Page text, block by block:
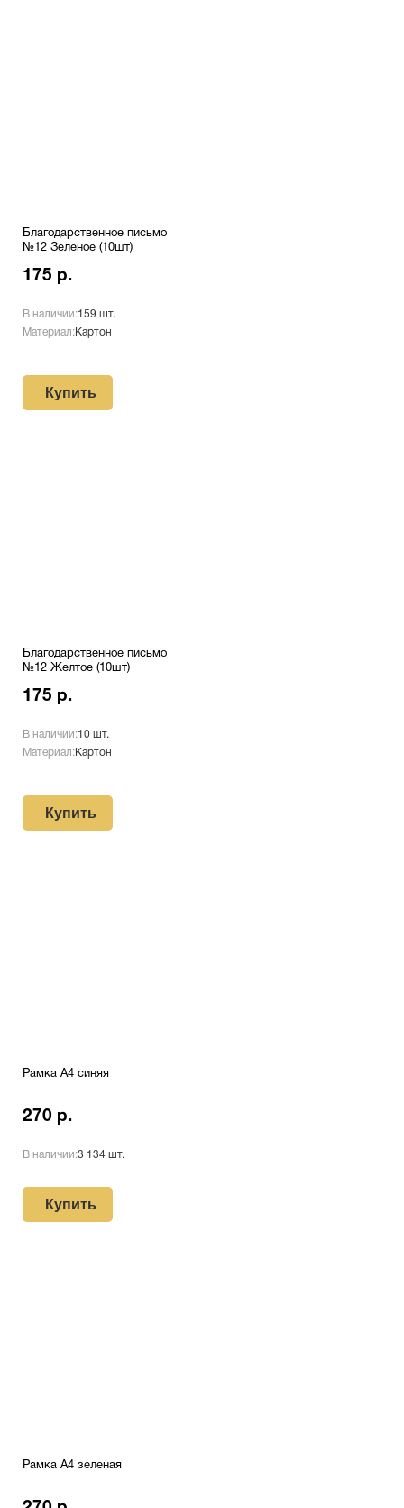
Благодарственное письмо
№12 Зеленое (10шт)
175 р.
В наличии:159 шт.
Материал:Картон
Купить
Благодарственное письмо
№12 Желтое (10шт)
175 р.
В наличии:10 шт.
Материал:Картон
Купить
Рамка А4 синяя
270 р.
В наличии:3 134 шт.
Купить
Рамка A4 зеленая